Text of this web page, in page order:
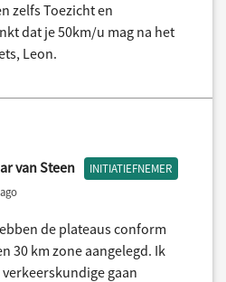
zelfs Toezicht en
dat je 50km/u mag na het
Leon.
van Steen INITIATIEFNEMER
de plateaus conform
30 km zone aangelegd. Ik
gaan